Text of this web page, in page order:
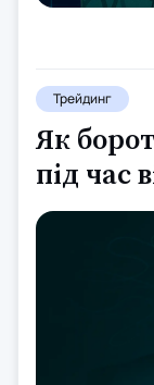
Трейдинг
Як
під час